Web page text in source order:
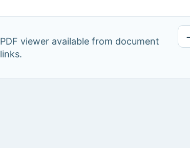
PDF viewer available from document
links.